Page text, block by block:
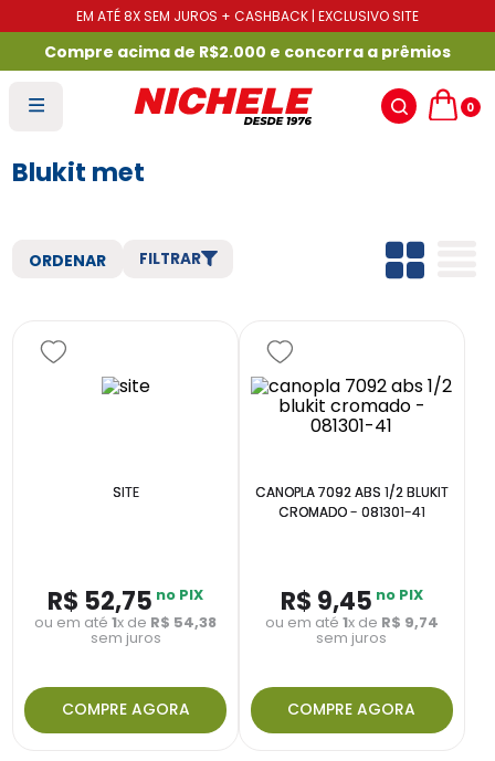
EM ATÉ 8X SEM JUROS + CASHBACK | EXCLUSIVO SITE
Compre acima de R$2.000 e concorra a prêmios
0
Blukit met
FILTRAR
SITE
R$ 52,75 no PIX
ou em até1x de R$ 54,38
sem juros
COMPRE AGORA
CANOPLA 7092 ABS 1/2 BLUKIT
CROMADO - 081301-41
R$ 9,45 no PIX
ou em até 1x de R$ 9,74
sem juros
COMPRE AGORA